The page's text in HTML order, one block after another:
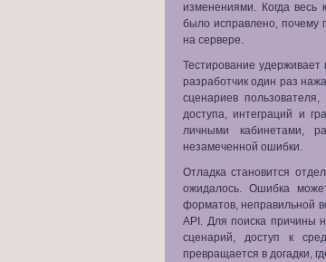
изменениями. Когда весь
было исправлено, почему
на сервере.
Тестирование
разработчик один раз
сценариев
доступа, интеграций и
личными кабинетами,
незамеченной ошибки.
Отладка становится
ожидалось. Ошибка
форматов, неправильной
API. Для поиска причины
сценарий, доступ к
превращается в догадки,